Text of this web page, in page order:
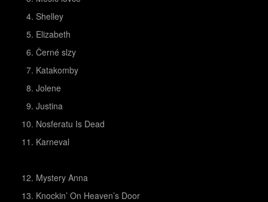
Shelley
Elizabeth
Černé slzy
Katakomby
Jolene
Justina
Nosferatu Is Dead
Karneval
Mystery Anna
Knockin’ On Heaven’s Door